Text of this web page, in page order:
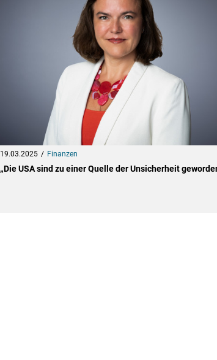
19.03.2025 Finanzen
„Die USA sind zu einer Quelle der Unsicherheit